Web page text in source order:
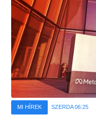
MI HÍREK SZERDA 06:25